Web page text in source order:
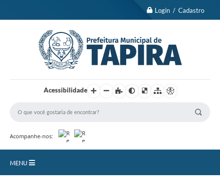
Login / Cadastro
Acessibilidade
Acompanhe-nos:
MENU